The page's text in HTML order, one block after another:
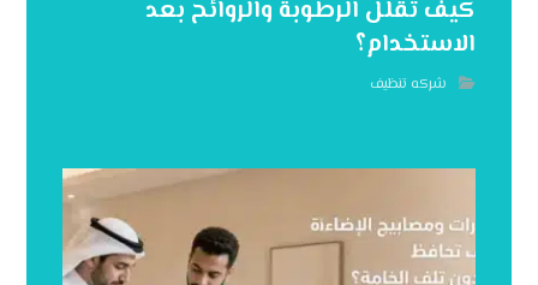
كيف تقلل الرطوبة والروائح بعد
الاستخدام؟
شركه تنظيف